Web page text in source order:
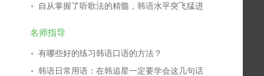
自从掌握了听歌法的精髓，韩语水平突飞猛进
名师指导
有哪些好的练习韩语口语的方法？
韩语日常用语：在韩追星一定要学会这几句话